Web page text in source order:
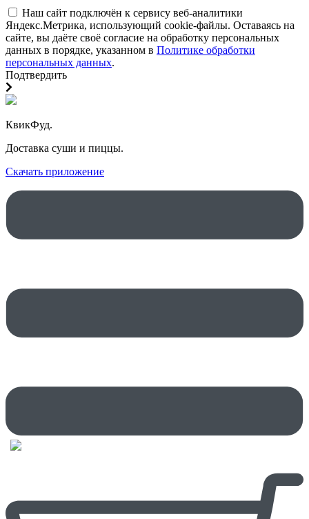
Наш сайт подключён к сервису веб-аналитики
Яндекс.Метрика, использующий cookie-файлы. Оставаясь на
сайте, вы даёте своё согласие на обработку персональных
данных в порядке, указанном в Политике обработки
персональных данных.
Подтвердить
КвикФуд.
Доставка суши и пиццы.
Скачать приложение